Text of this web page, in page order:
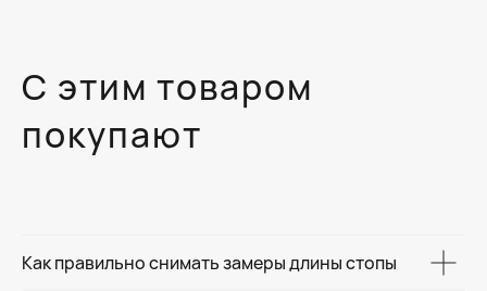
С этим товаром
покупают
Как правильно снимать замеры длины стопы